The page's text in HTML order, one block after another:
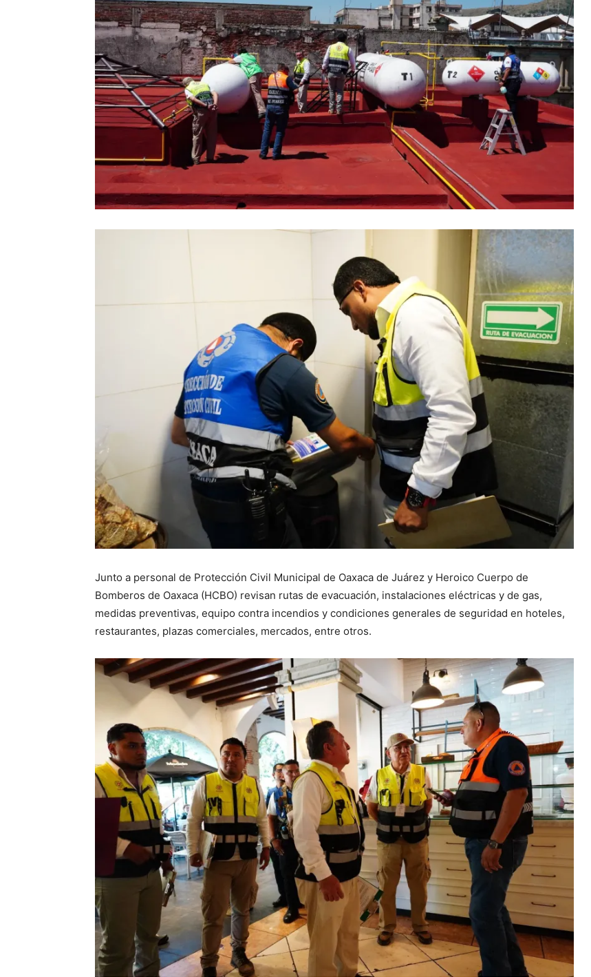
Junto a personal de Protección Civil Municipal de Oaxaca de Juárez y Heroico Cuerpo de
Bomberos de Oaxaca (HCBO) revisan rutas de evacuación, instalaciones eléctricas y de gas,
medidas preventivas, equipo contra incendios y condiciones generales de seguridad en hoteles,
restaurantes, plazas comerciales, mercados, entre otros.